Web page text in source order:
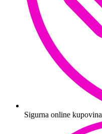
Sigurna online kupovina